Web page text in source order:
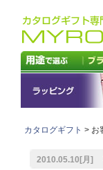
カタログギフト > お
2010.05.10[月]